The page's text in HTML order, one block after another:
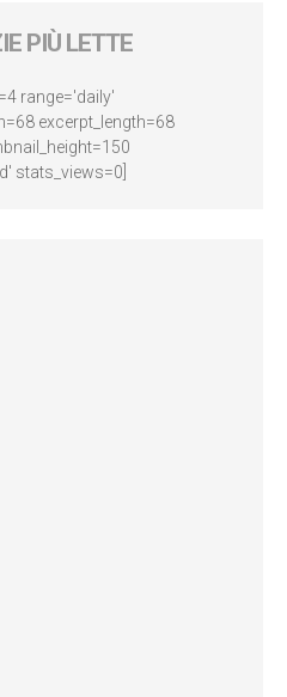
PIÙ LETTE
range='daily'
excerpt_length=68
stats_views=0]